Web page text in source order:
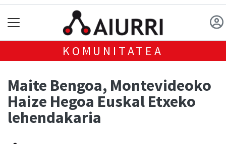
KOMUNITATEA
Maite Bengoa, Montevideoko
Haize Hegoa Euskal Etxeko
lehendakaria